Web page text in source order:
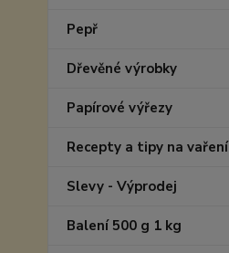
Pepř
Dřevěné výrobky
Papírové výřezy
Recepty a tipy na vaření
Slevy - Výprodej
Balení 500 g 1 kg